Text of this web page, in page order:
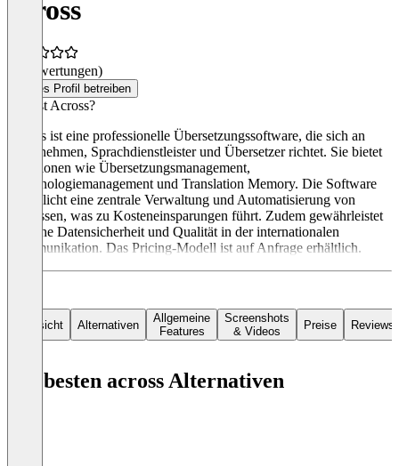
across
(0 Bewertungen)
Dieses Profil betreiben
Was ist Across?
Across ist eine professionelle Übersetzungssoftware, die sich an
Unternehmen, Sprachdienstleister und Übersetzer richtet. Sie bietet
Funktionen wie Übersetzungsmanagement,
Terminologiemanagement und Translation Memory. Die Software
ermöglicht eine zentrale Verwaltung und Automatisierung von
Prozessen, was zu Kosteneinsparungen führt. Zudem gewährleistet
sie hohe Datensicherheit und Qualität in der internationalen
Kommunikation. Das Pricing-Modell ist auf Anfrage erhältlich.
Übersicht Alternativen
Allgemeine
Features
Screenshots
& Videos
Preise Reviews
Die besten across Alternativen